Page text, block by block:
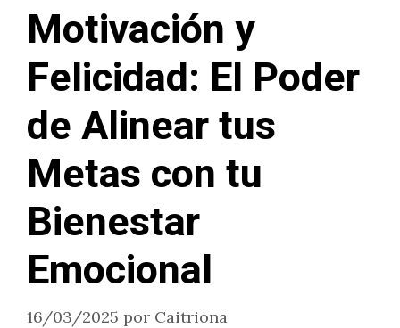
Motivación y
Felicidad: El Poder
de Alinear tus
Metas con tu
Bienestar
Emocional
16/03/2025 por Caitriona